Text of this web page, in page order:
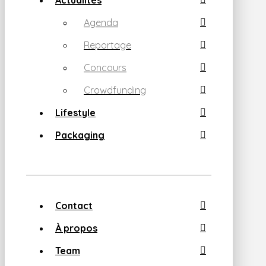
Agenda
Reportage
Concours
Crowdfunding
Lifestyle
Packaging
Contact
À propos
Team